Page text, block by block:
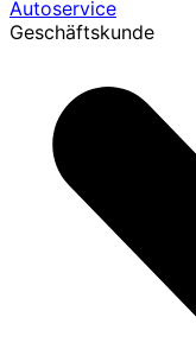
Autoservice
Geschäftskunde